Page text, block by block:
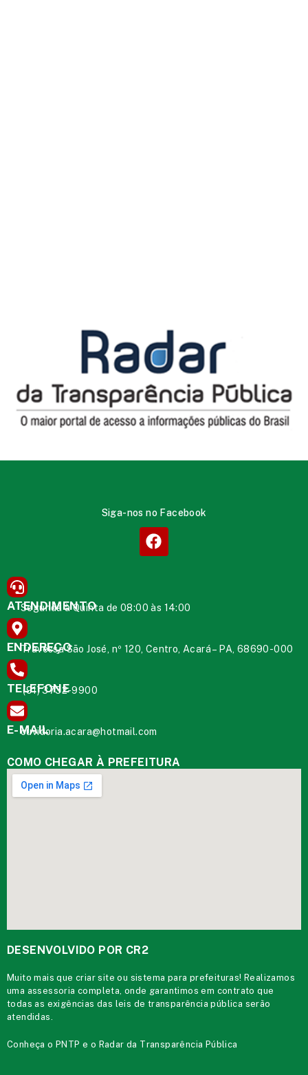
Siga-nos no Facebook
ATENDIMENTO
Segunda à Quinta de 08:00 às 14:00
ENDEREÇO
Travessa São José, nº 120, Centro, Acará – PA, 68690-000
TELEFONE
(91) 3732-9900
E-MAIL
ouvidoria.acara@hotmail.com
COMO CHEGAR À PREFEITURA
DESENVOLVIDO POR CR2
Muito mais quecriar site ou sistema para prefeituras! Realizamos
uma assessoria completa, onde garantimos em contrato que
todas as exigências das leis de transparência pública serão
atendidas.
Conheça oPNTP e o Radar da Transparência Pública